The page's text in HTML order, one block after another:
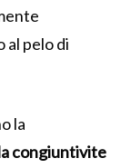
al pelo di
la
congiuntivite